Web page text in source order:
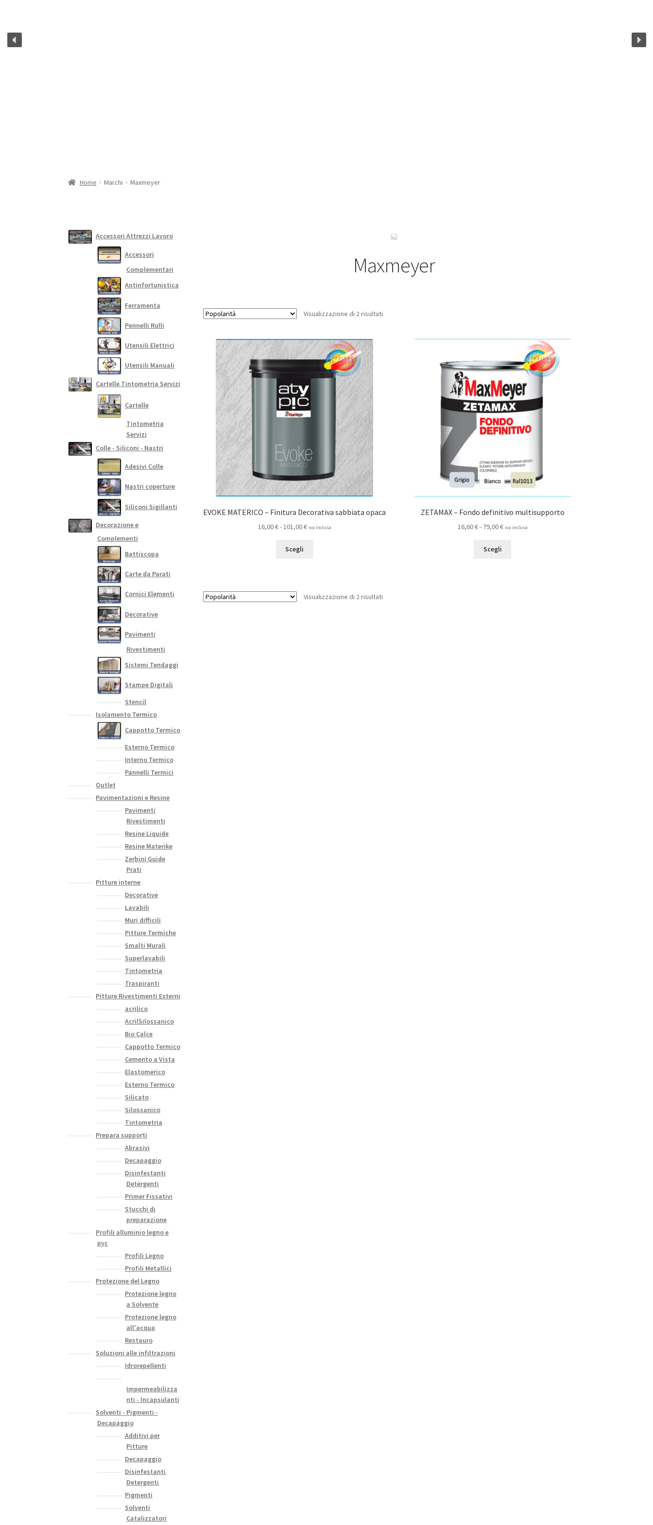
Home Marchi Maxmeyer
Maxmeyer
Visualizzazione di 2 risultatiPopolarità
EVOKE MATERICO – Finitura Decorativa sabbiata opaca
16,00€- 101,00€Fascia
iva inclusa
Scegli
Le
ZETAMAX – Fondo definitivo multisupporto
16,60€- 79,00€Fascia
iva inclusa
Scegli
Visualizzazione di 2 risultatiPopolarità
Accessori Attrezzi Lavoro
Accessori
Complementari
Antinfortunistica
Ferramenta
Pennelli Rulli
Utensili Elettrici
Utensili Manuali
Cartelle Tintometria Servizi
Cartelle
Tintometria
Servizi
Colle - Siliconi - Nastri
Adesivi Colle
Nastri coperture
Siliconi Sigillanti
Decorazione e
Complementi
Battiscopa
Carte da Parati
Cornici Elementi
Decorative
Pavimenti
Rivestimenti
Sistemi Tendaggi
Stampe Digitali
Stencil
Isolamento Termico
Cappotto Termico
Esterno Termico
Interno Termico
Pannelli Termici
Outlet
Pavimentazioni e Resine
Pavimenti
Rivestimenti
Resine Liquide
Resine Materike
Zerbini Guide
Prati
Pitture interne
Decorative
Lavabili
Muri difficili
Pitture Termiche
Smalti Murali
Superlavabili
Tintometria
Traspiranti
Pitture Rivestimenti Esterni
acrilico
AcrilSilossanico
Bio Calce
Cappotto Termico
Cemento a Vista
Elastomerico
Esterno Termico
Silicato
Silossanico
Tintometria
Prepara supporti
Abrasivi
Decapaggio
Disinfestanti
Detergenti
Primer Fissativi
Stucchi di
preparazione
Profili alluminio legno e
pvc
Profili Legno
Profili Metallici
Protezione del Legno
Protezione legno
a Solvente
Protezione legno
all'acqua
Restauro
Soluzioni alle infiltrazioni
Idrorepellenti
Impermeabilizza
nti - Incapsulanti
Solventi - Pigmenti -
Decapaggio
Additivi per
Pitture
Decapaggio
Disinfestanti
Detergenti
Pigmenti
Solventi
Catalizzatori